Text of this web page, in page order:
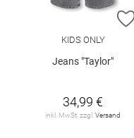
KIDS ONLY
Jeans "Taylor"
34,99 €
inkl. MwSt. zzgl. Versand